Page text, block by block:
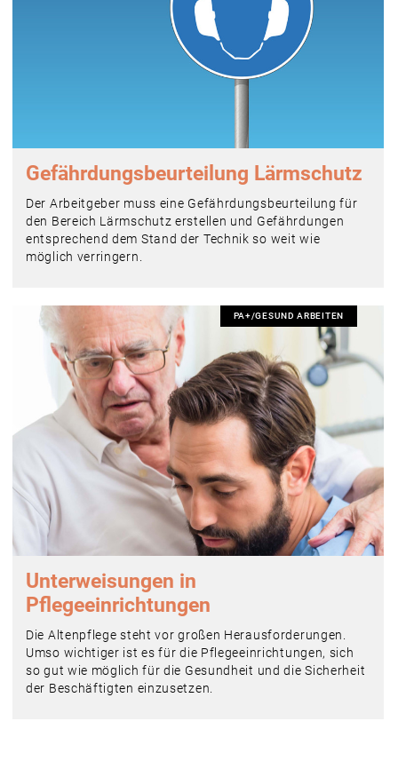
Gefährdungs­beurteilung Lärmschutz
Der Arbeitgeber muss eine Gefährdungsbeurteilung für
den Bereich Lärmschutz erstellen und Gefährdungen
entsprechend dem Stand der Technik so weit wie
möglich verringern.
PA+/GESUND ARBEITEN
Unterweisungen in
Pflegeeinrichtungen
Die Altenpflege steht vor großen Herausforderungen.
Umso wichtiger ist es für die Pflegeeinrichtungen, sich
so gut wie möglich für die Gesundheit und die Sicherheit
der Beschäftigten einzusetzen.